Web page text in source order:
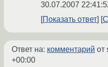
30.07.2007
Показать ответ
Ответ на: комментарий от
+00:00